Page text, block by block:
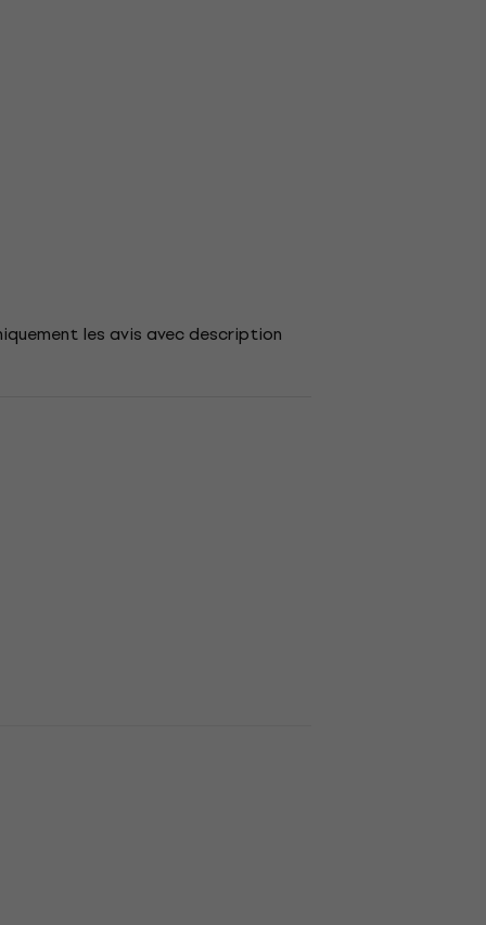
les avis avec description